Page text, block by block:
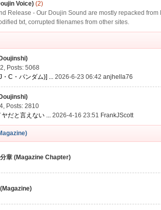
Voice)(2)
Release - Our Doujin Sound are mostly repacked
txt, corrupted filenames from other sites.
, Posts: 5068
・C・パンダム)] ... 2026-6-23 06:42 anjhella76
, Posts: 2810
ヤだと言えない ... 2026-4-16 23:51 FrankJScott
章 (Magazine Chapter)